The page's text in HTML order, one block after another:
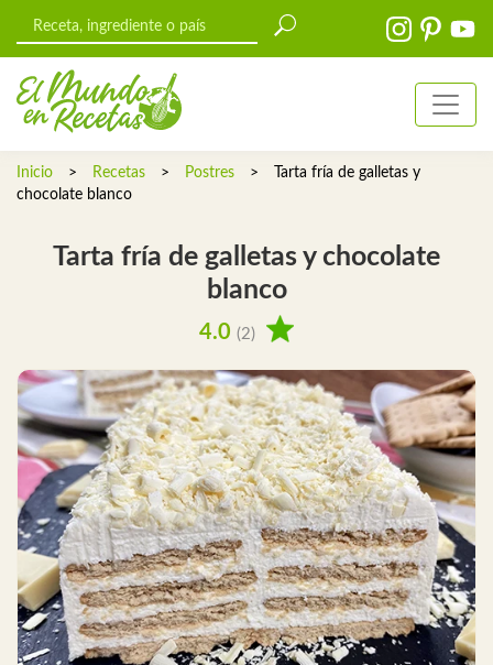
Inicio > Recetas > Postres >
Tarta fría de galletas y
chocolate blanco
Tarta fría de galletas y chocolate
blanco
4.0 (2)